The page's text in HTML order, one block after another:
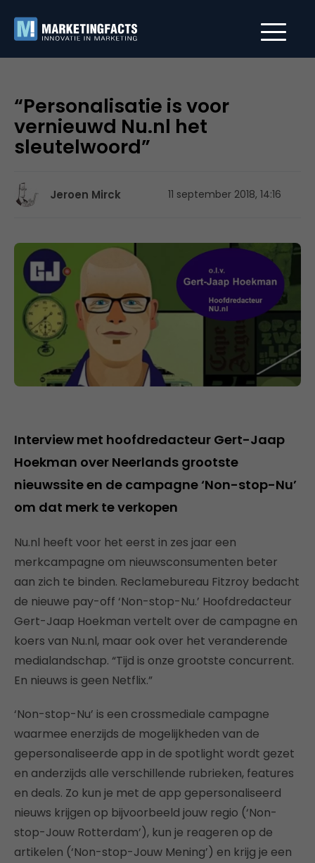
“Personalisatie is voor
vernieuwd Nu.nl het
sleutelwoord”
Jeroen Mirck 11 september 2018, 14:16
Interview met hoofdredacteur Gert-Jaap
Hoekman over Neerlands grootste
nieuwssite en de campagne ‘Non-stop-Nu’
om dat merk te verkopen
Nu.nl heeft voor het eerst in zes jaar een
merkcampagne om nieuwsconsumenten beter
aan zich te binden. Reclamebureau Fitzroy bedacht
de nieuwe pay-off ‘Non-stop-Nu.’ Hoofdredacteur
Gert-Jaap Hoekman vertelt over de campagne en
koers van Nu.nl, maar ook over het veranderende
medialandschap. “Tijd is onze grootste concurrent.
En nieuws is geen Netflix.”
‘Non-stop-Nu’ is een crossmediale campagne
waarmee enerzijds de mogelijkheden van de
gepersonaliseerde app in de spotlight wordt gezet
en anderzijds alle verschillende rubrieken, features
en deals. Zo kun je met de app gepersonaliseerd
nieuws krijgen op bijvoorbeeld jouw regio (‘Non-
stop-Jouw Rotterdam’), kun je reageren op de
artikelen (‘Non-stop-Jouw Mening’) en krijg je een